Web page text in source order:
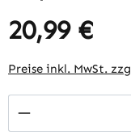
Regulärer Preis:
20,99 €
Preise inkl. MwSt.
Produkt